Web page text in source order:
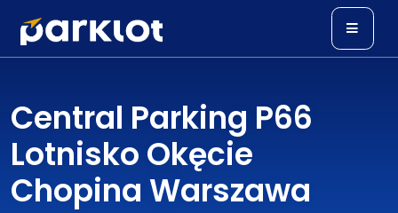
Central Parking P66
Lotnisko Okęcie
Chopina Warszawa